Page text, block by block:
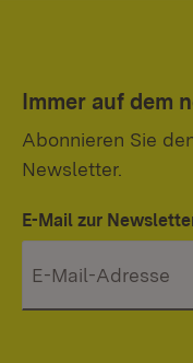
Immer auf dem
Abonnieren Sie
Newsletter.
E-Mail zur